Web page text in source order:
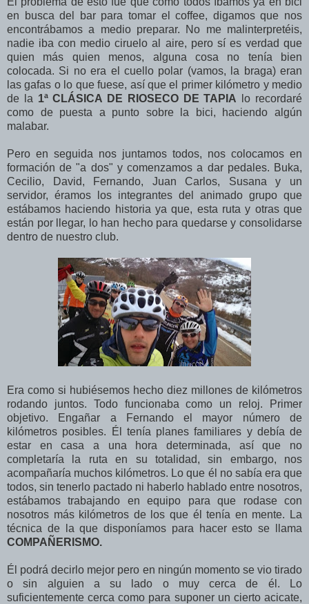
en busca del bar para tomar el coffee, digamos que nos
encontrábamos a medio preparar. No me malinterpretéis,
nadie iba con medio ciruelo al aire, pero sí es verdad que
quien más quien menos, alguna cosa no tenía bien
colocada. Si no era el cuello polar (vamos, la braga) eran
las gafas o lo que fuese, así que el primer kilómetro y medio
de la 1ª CLÁSICA DE RIOSECO DE TAPIA lo recordaré
como de puesta a punto sobre la bici, haciendo algún
malabar.
Pero en seguida nos juntamos todos, nos colocamos en
formación de "a dos" y comenzamos a dar pedales. Buka,
Cecilio, David, Fernando, Juan Carlos, Susana y un
servidor, éramos los integrantes del animado grupo que
estábamos haciendo historia ya que, esta ruta y otras que
están por llegar, lo han hecho para quedarse y consolidarse
dentro de nuestro club.
Era como si hubiésemos hecho diez millones de kilómetros
rodando juntos. Todo funcionaba como un reloj. Primer
objetivo. Engañar a Fernando el mayor número de
kilómetros posibles. Él tenía planes familiares y debía de
estar en casa a una hora determinada, así que no
completaría la ruta en su totalidad, sin embargo, nos
acompañaría muchos kilómetros. Lo que él no sabía era que
todos, sin tenerlo pactado ni haberlo hablado entre nosotros,
estábamos trabajando en equipo para que rodase con
nosotros más kilómetros de los que él tenía en mente. La
técnica de la que disponíamos para hacer esto se llama
COMPAÑERISMO.
Él podrá decirlo mejor pero en ningún momento se vio tirado
o sin alguien a su lado o muy cerca de él. Lo
suficientemente cerca como para suponer un cierto acicate,